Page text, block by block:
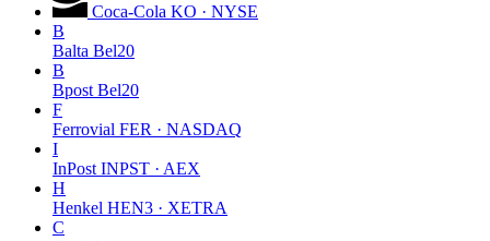
Coca-Cola KO · NYSE
B
Balta Bel20
B
Bpost Bel20
F
Ferrovial FER · NASDAQ
I
InPost INPST · AEX
H
Henkel HEN3 · XETRA
C